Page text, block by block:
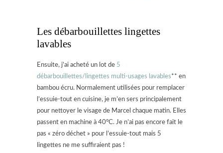
Les débarbouillettes lingettes
lavables
Ensuite, j’ai acheté un lot de 5
débarbouillettes/lingettes multi-usages lavables** en
bambou écru. Normalement utilisées pour remplacer
l’essuie-tout en cuisine, je m’en sers principalement
pour nettoyer le visage de Marcel chaque matin. Elles
passent en machine à 40°C. Je n’ai pas encore fait le
pas « zéro déchet » pour l’essuie-tout mais 5
lingettes ne me suffiraient pas !